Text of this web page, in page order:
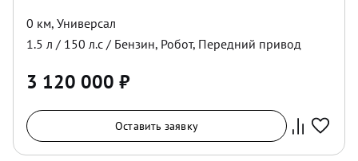
0 км, Универсал
1.5 л / 150 л.с / Бензин, Робот, Передний привод
3 120 000 ₽
Оставить заявку